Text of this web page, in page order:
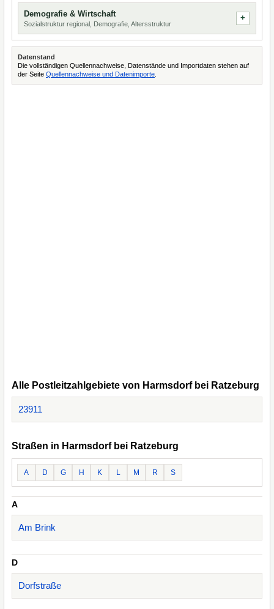
Demografie & Wirtschaft
Sozialstruktur regional, Demografie, Altersstruktur
Datenstand
Die vollständigen Quellennachweise, Datenstände und Importdaten stehen auf
der Seite Quellennachweise und Datenimporte
Alle Postleitzahlgebiete von Harmsdorf bei Ratzeburg
23911
Straßen in Harmsdorf bei Ratzeburg
A D G H K L M R S
A
Am Brink
D
Dorfstraße